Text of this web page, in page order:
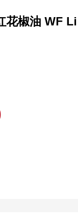
花椒油 WF